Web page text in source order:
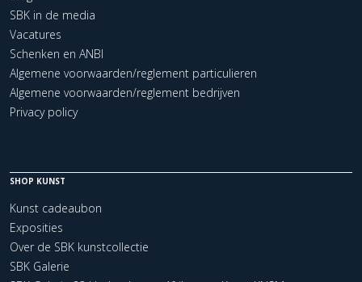
SBK in de media
Vacatures
Schenken en ANBI
Algemene voorwaarden/reglement particulieren
Algemene voorwaarden/reglement bedrijven
Privacy policy
SHOP KUNST
Kunst cadeaubon
Exposities
Over de SBK kunstcollectie
SBK Galerie